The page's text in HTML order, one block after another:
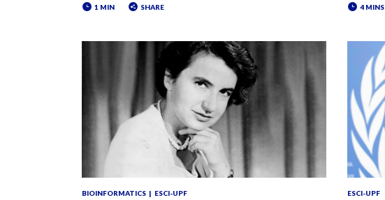
1 MIN SHARE 4 MINS
BIOINFORMATICS ESCI-UPF ESCI-UPF